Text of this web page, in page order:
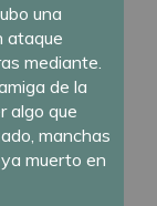
una
ataque
mediante.
de la
algo que
manchas
muerto en